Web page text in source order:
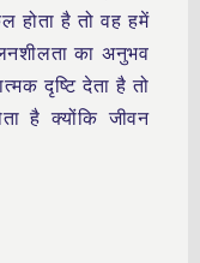
होता है तो वह हमें
का अनुभव
दृष्टि देता है तो
है क्योंकि जीवन